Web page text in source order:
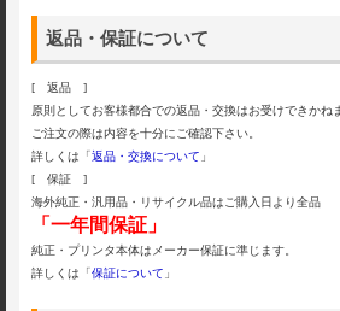
返品・保証について
[ 返品 ]
原則としてお客様都合での返品・交換はお受けできかね
ご注文の際は内容を十分にご確認下さい。
詳しくは「返品・交換について 」
[ 保証 ]
海外純正・汎用品・リサイクル品はご購入日より全品
「一年間保証」
純正・プリンタ本体はメーカー保証に準じます。
詳しくは「保証について 」